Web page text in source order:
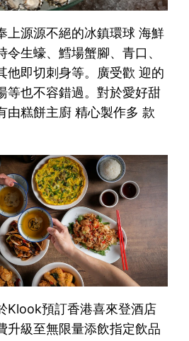
上源源不絕的冰鎮環球 海鮮
生蠔、鱈場蟹腳、青口、
他即切刺身等。廣受歡 迎的
等也不容錯過。對於愛好甜
由糕餅主廚 精心製作多 款
Klook預訂香港喜來登酒店
升級至無限量添飲指定飲品